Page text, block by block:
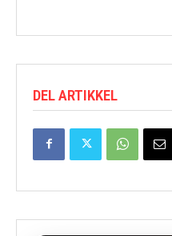
DEL ARTIKKEL